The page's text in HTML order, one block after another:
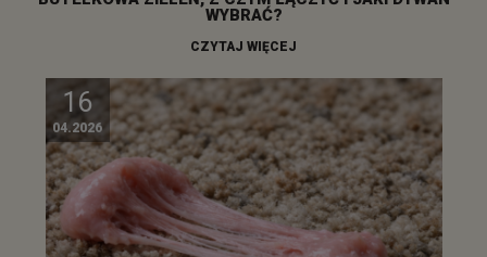
WYBRAĆ?
CZYTAJ WIĘCEJ
16
04.2026